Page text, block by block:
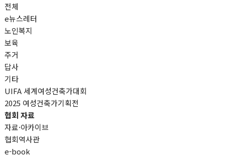
전체
e뉴스레터
노인복지
보육
주거
답사
기타
UIFA 세계여성건축가대회
2025 여성건축가기획전
협회 자료
자료·아카이브
협회역사관
e-book